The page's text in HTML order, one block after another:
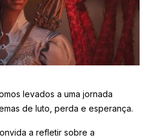
levados a uma jornada
de luto, perda e esperança.
a refletir sobre a